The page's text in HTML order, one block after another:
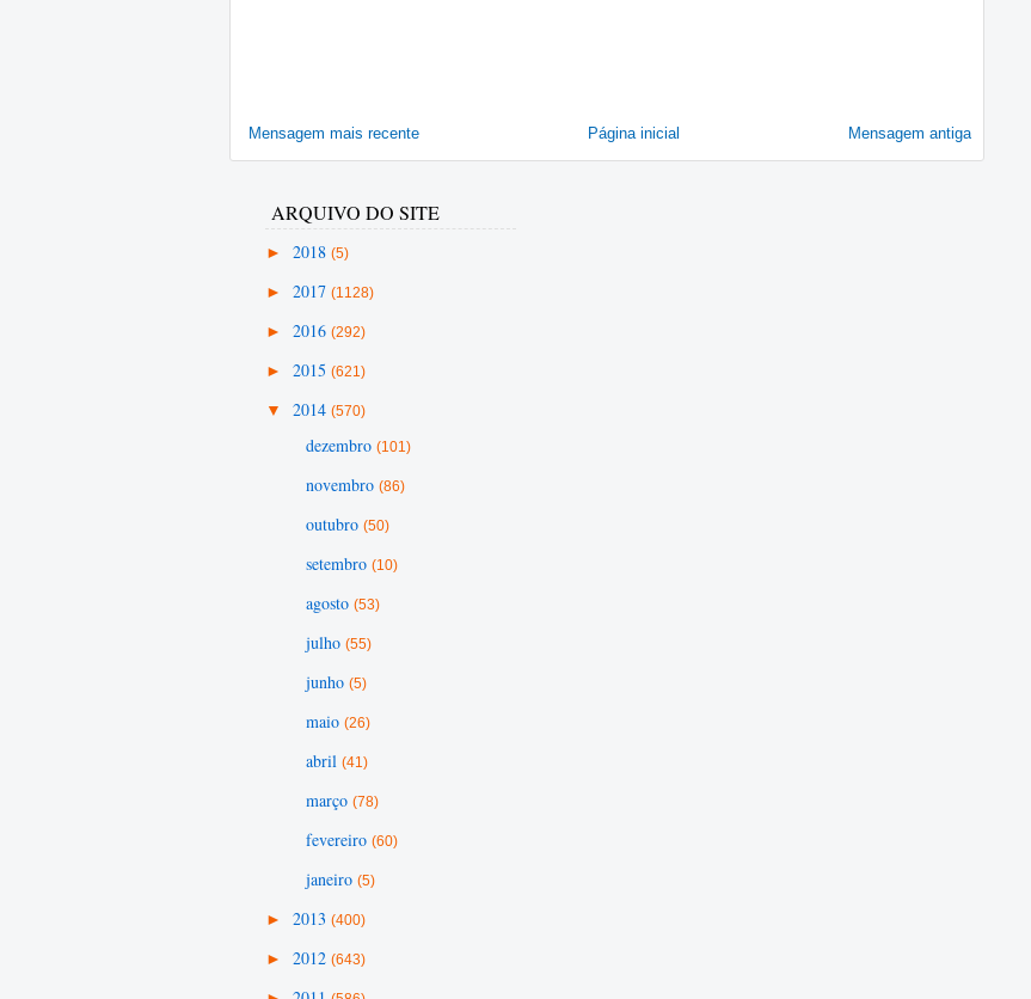
Mensagem mais recente Mensagem antiga
Página inicial
ARQUIVO DO SITE
► 2018 (5)
► 2017 (1128)
► 2016 (292)
► 2015 (621)
▼ 2014 (570)
dezembro (101)
novembro (86)
outubro (50)
setembro (10)
agosto (53)
julho (55)
junho (5)
maio (26)
abril (41)
março (78)
fevereiro (60)
janeiro (5)
► 2013 (400)
► 2012 (643)